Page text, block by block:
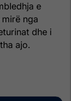
e
nga
dhe i
ajo.